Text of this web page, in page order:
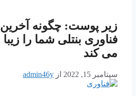
زیر پوست: چگونه آخرین
فناوری بنتلی شما را زیبا
می کند
سپتامبر 15, 2022 از admin46y